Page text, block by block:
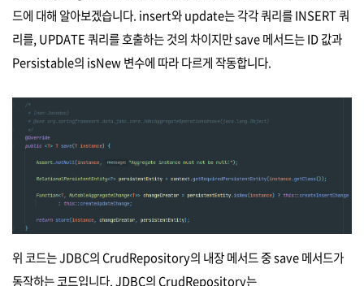
드에 대해 알아보겠습니다. insert와 update는 각각 쿼리를 INSERT 쿼
리를, UPDATE 쿼리를 호출하는 것의 차이지만 save 메서드는 ID 값과
Persistable의 isNew 변수에 따라 다르게 작동합니다.
위 코드는 JDBC의 CrudRepository의 내장 메서드 중 save 메서드가
동작하는 코드입니다. JDBC의 CrudRepository는